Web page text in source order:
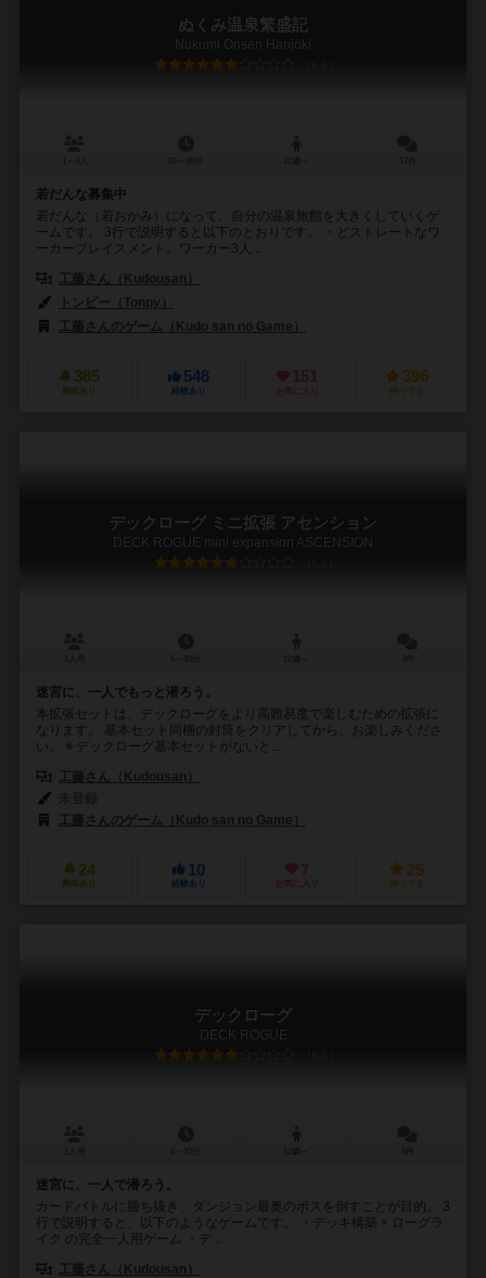
ぬくみ温泉繁盛記
Nukumi Onsen Hanjoki
6.6
若だんな募集中
若だんな（若おかみ）になって、自分の温泉旅館を大きくしていくゲ
ームです。 3行で説明すると以下のとおりです。 ・どストレートなワ
ーカープレイスメント。ワーカー3人...
工藤さん（Kudousan）
トンピー（Tonpy）
工藤さんのゲーム（Kudo san no Game）
385
興味あり
548
経験あり
151
お気に入り
396
持ってる
デックローグ ミニ拡張 アセンション
DECK ROGUE mini expansion ASCENSION
6.1
迷宮に、一人でもっと潜ろう。
本拡張セットは、デックローグをより高難易度で楽しむための拡張に
なります。 基本セット同梱の封筒をクリアしてから、お楽しみくださ
い。 ※ デックローグ基本セットがないと...
工藤さん（Kudousan）
工藤さんのゲーム（Kudo san no Game）
24
興味あり
10
経験あり
7
お気に入り
25
持ってる
デックローグ
DECK ROGUE
6.5
迷宮に、一人で潜ろう。
カードバトルに勝ち抜き、ダンジョン最奥のボスを倒すことが目的。 3
行で説明すると、以下のようなゲームです。 ・デッキ構築 × ローグラ
イク の完全一人用ゲーム ・デ...
工藤さん（Kudousan）